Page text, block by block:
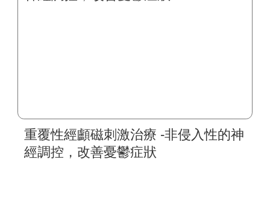
重覆性經顱磁刺激治療 -非侵入性的神
經調控，改善憂鬱症狀